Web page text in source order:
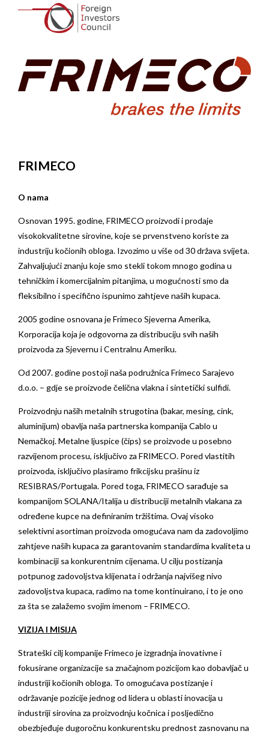
FRIMECO
O nama
Osnovan 1995. godine, FRIMECO proizvodi i prodaje
visokokvalitetne sirovine, koje se prvenstveno koriste za
industriju kočionih obloga. Izvozimo u više od 30 država svijeta.
Zahvaljujući znanju koje smo stekli tokom mnogo godina u
tehničkim i komercijalnim pitanjima, u mogućnosti smo da
fleksibilno i specifično ispunimo zahtjeve naših kupaca.
2005 godine osnovana je Frimeco Sjeverna Amerika,
Korporacija koja je odgovorna za distribuciju svih naših
proizvoda za Sjevernu i Centralnu Ameriku.
Od 2007. godine postoji naša podružnica Frimeco Sarajevo
d.o.o. – gdje se proizvode čelična vlakna i sintetički sulfidi.
Proizvodnju naših metalnih strugotina (bakar, mesing, cink,
aluminijum) obavlja naša partnerska kompanija Cablo u
Nemačkoj. Metalne ljuspice (čips) se proizvode u posebno
razvijenom procesu, isključivo za FRIMECO. Pored vlastitih
proizvoda, isključivo plasiramo frikcijsku prašinu iz
RESIBRAS/Portugala. Pored toga, FRIMECO sarađuje sa
kompanijom SOLANA/Italija u distribuciji metalnih vlakana za
određene kupce na definiranim tržištima. Ovaj visoko
selektivni asortiman proizvoda omogućava nam da zadovoljimo
zahtjeve naših kupaca za garantovanim standardima kvaliteta u
kombinaciji sa konkurentnim cijenama. U cilju postizanja
potpunog zadovoljstva klijenata i održanja najvišeg nivo
zadovoljstva kupaca, radimo na tome kontinuirano, i to je ono
za šta se zalažemo svojim imenom – FRIMECO.
VIZIJA I MISIJA
Strateški cilj kompanije Frimeco je izgradnja inovativne i
fokusirane organizacije sa značajnom pozicijom kao dobavljač u
industriji kočionih obloga. To omogućava postizanje i
održavanje pozicije jednog od lidera u oblasti inovacija u
industriji sirovina za proizvodnju kočnica i posljedično
obezbjeđuje dugoročnu konkurentsku prednost zasnovanu na